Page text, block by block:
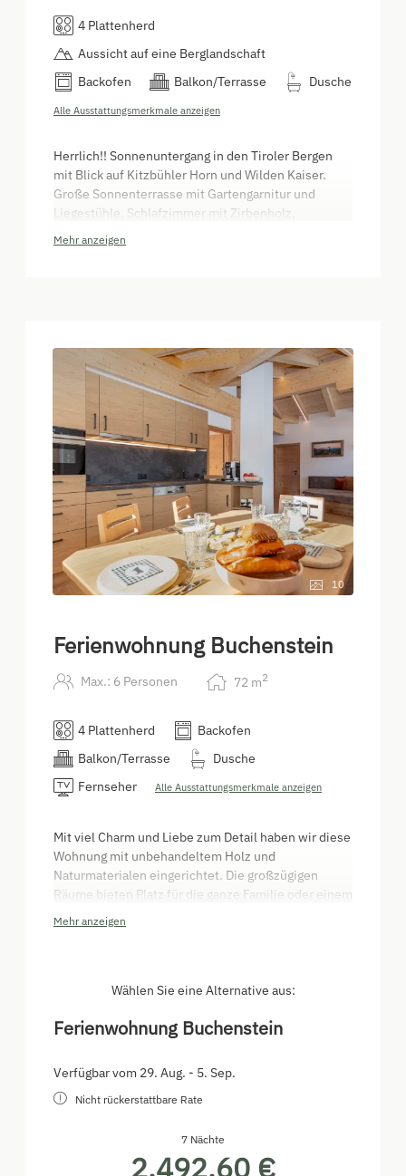
4 Plattenherd
Aussicht auf eine Berglandschaft
Backofen
Balkon/Terrasse Dusche
Alle Ausstattungsmerkmale anzeigen
Herrlich!! Sonnenuntergang in den Tiroler Bergen
mit Blick auf Kitzbühler Horn und Wilden Kaiser.
Große Sonnenterrasse mit Gartengarnitur und
Liegestühle. Schlafzimmer mit Zirbenholz,
Eichenholzböden, vollausgestattet Küche mit
Geschirrspüler, Kaffeevollautomat, Soderstream.
Mehr anzeigen
10
Ferienwohnung Buchenstein
Max.: 6 Personen 72 m2
4 Plattenherd
Backofen
Balkon/Terrasse
Dusche
Fernseher
Alle Ausstattungsmerkmale anzeigen
Mit viel Charm und Liebe zum Detail haben wir diese
Wohnung mit unbehandeltem Holz und
Naturmaterialen eingerichtet. Die großzügigen
Räume bieten Platz für die ganze Familie oder einem
Urlaub mit Freunden. Zwei Zirbenschlafzimmer
umliegende Bergwelt. Vollausgestattete Küche mit
uvm.
Mehr anzeigen
Wählen Sie eine Alternative aus:
Ferienwohnung Buchenstein
Verfügbar vom 29. Aug. - 5. Sep.
Nicht rückerstattbare Rate
7 Nächte
2.492,60 €